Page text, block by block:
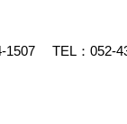
1507 TEL： 052-